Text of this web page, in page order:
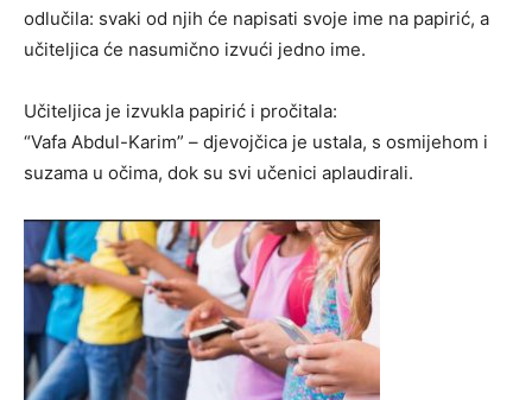
odlučila: svaki od njih će napisati svoje ime na papirić, a
učiteljica će nasumično izvući jedno ime.
Učiteljica je izvukla papirić i pročitala:
“Vafa Abdul-Karim” – djevojčica je ustala, s osmijehom i
suzama u očima, dok su svi učenici aplaudirali.